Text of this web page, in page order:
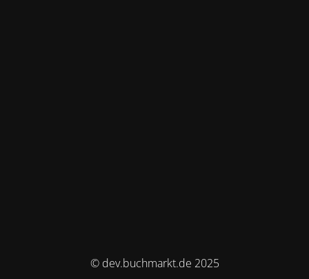
© dev.buchmarkt.de 2025